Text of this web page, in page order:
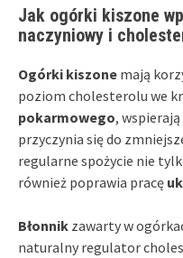
Jak ogórki kiszone
naczyniowy i
Ogórki kiszone mają
poziom cholesterolu we
pokarmowego,
przyczynia się do
regularne spożycie nie
również poprawia pracę
Błonnik zawarty w
naturalny regulator